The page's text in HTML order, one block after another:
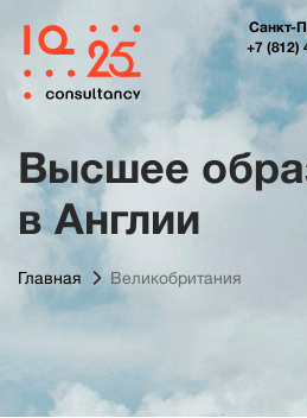
Санкт-
+7 (812)
Высшее
в Англии
Главная Великобритания